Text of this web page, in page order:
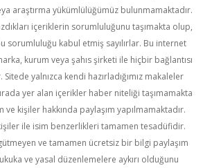
araştırma yükümlülüğümüz bulunmamaktadır.
içeriklerin sorumluluğunu taşımakta olup,
sorumluluğu kabul etmiş sayılırlar. Bu internet
kurum veya şahıs şirketi ile hiçbir bağlantısı
yalnızca kendi hazırladığımız makaleler
yer alan içerikler haber niteliği taşımamakta
kişiler hakkında paylaşım yapılmamaktadır.
ile isim benzerlikleri tamamen tesadüfidir.
ve tamamen ücretsiz bir bilgi paylaşım
ve yasal düzenlemelere aykırı olduğunu